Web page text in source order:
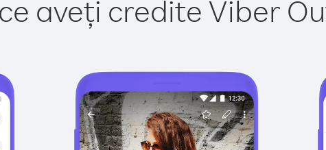
aveți credite Viber